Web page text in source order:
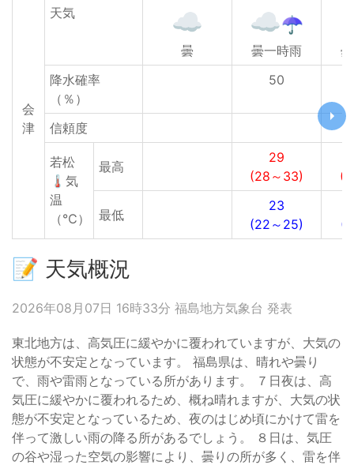
会
津
天気
曇 曇一時雨
降水確率
（％）
50
信頼度
若松
🌡気
温
（℃）
最高
29
(28～33)
最低
23
(22～25)
📝 天気概況
2026年08月07日 16時33分 福島地方気象台 発表
東北地方は、高気圧に緩やかに覆われていますが、大気の
状態が不安定となっています。 福島県は、晴れや曇り
で、雨や雷雨となっている所があります。 ７日夜は、高
気圧に緩やかに覆われるため、概ね晴れますが、大気の状
態が不安定となっているため、夜のはじめ頃にかけて雷を
伴って激しい雨の降る所があるでしょう。 ８日は、気圧
の谷や湿った空気の影響により、曇りの所が多く、雷を伴